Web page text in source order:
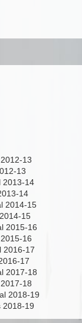
13
13
2013-14
14
2014-15
15
2015-16
16
2016-17
17
2017-18
18
2018-19
2018-19